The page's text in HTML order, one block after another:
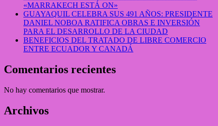
«MARRAKECH ESTÁ ON»
GUAYAQUIL CELEBRA SUS 491 AÑOS: PRESIDENTE
DANIEL NOBOA RATIFICA OBRAS E INVERSIÓN
PARA EL DESARROLLO DE LA CIUDAD
BENEFICIOS DEL TRATADO DE LIBRE COMERCIO
ENTRE ECUADOR Y CANADÁ
Comentarios recientes
No hay comentarios que mostrar.
Archivos